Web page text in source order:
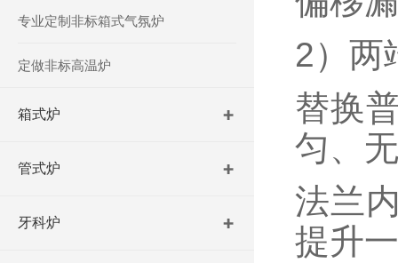
专业定制非标箱式气氛炉
定做非标高温炉
箱式炉
管式炉
牙科炉
2）两
替换
匀、
法兰
提升